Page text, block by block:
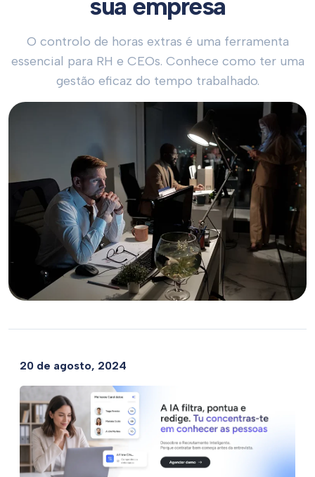
O controlo de horas extras é uma ferramenta
essencial para RH e CEOs. Conhece como ter uma
gestão eficaz do tempo trabalhado.
20 de agosto, 2024